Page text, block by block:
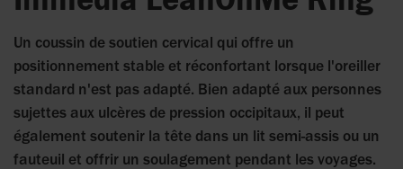
Un coussin de soutien cervical qui offre un
positionnement stable et réconfortant lorsque l'oreiller
standard n'est pas adapté. Bien adapté aux personnes
sujettes aux ulcères de pression occipitaux, il peut
également soutenir la tête dans un lit semi-assis ou un
fauteuil et offrir un soulagement pendant les voyages.